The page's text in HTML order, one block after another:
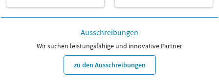
Ausschreibungen
Wir suchen leistungsfähige und innovative Partner
zu den Ausschreibungen